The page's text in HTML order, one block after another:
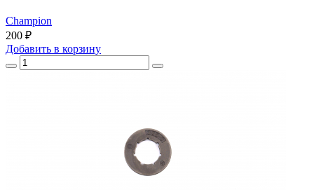
Champion
200 ₽
Добавить в корзину